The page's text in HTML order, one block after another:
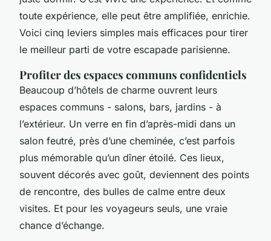
toute expérience, elle peut être amplifiée, enrichie.
Voici cinq leviers simples mais efficaces pour tirer
le meilleur parti de votre escapade parisienne.
Profiter des espaces communs confidentiels
Beaucoup d’hôtels de charme ouvrent leurs
espaces communs - salons, bars, jardins - à
l’extérieur. Un verre en fin d’après-midi dans un
salon feutré, près d’une cheminée, c’est parfois
plus mémorable qu’un dîner étoilé. Ces lieux,
souvent décorés avec goût, deviennent des points
de rencontre, des bulles de calme entre deux
visites. Et pour les voyageurs seuls, une vraie
chance d’échange.